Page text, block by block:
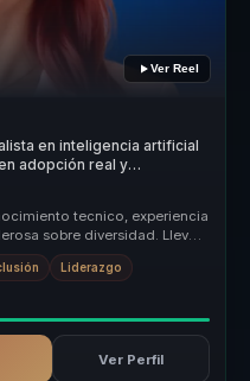
Ver Reel
en inteligencia artificial
adopción real y
tecnico, experiencia
sobre diversidad. Lleva
Liderazgo
Ver Perfil